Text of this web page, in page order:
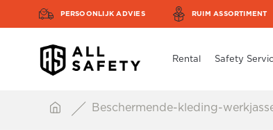
PERSOONLIJK ADVIES RUIM ASSORTIMENT
Rental Safety
Beschermende-kleding-